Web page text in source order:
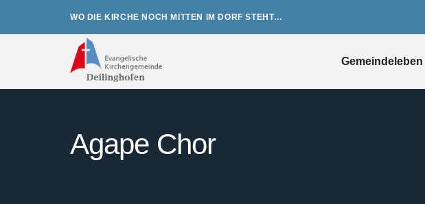
WO DIE KIRCHE NOCH MITTEN IM DORF STEHT…
Gemeindeleben
Agape Chor